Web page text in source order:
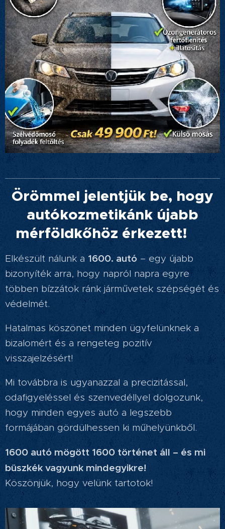
Örömmel jelentjük be, hogy
autókozmetikánk újabb
mérföldkőhöz érkezett!
Elkészült nálunk a 1600. autó – egy újabb
bizonyíték arra, hogy napról napra egyre
többen bízzátok ránk járművetek szépségét és
védelmét.
Hatalmas köszönet minden ügyfelünknek a
bizalomért és a rengeteg pozitív
visszajelzésért! 🙏
Mi továbbra is ugyanazzal a precizitással,
odafigyeléssel és szenvedéllyel dolgozunk,
hogy minden egyes autó a legszebb
formájában gördülhessen ki műhelyünkből. 🚘
1600 autó mögött 1600 történet áll – és mi
büszkék vagyunk mindegyikre!
Köszönjük, hogy velünk tartotok!